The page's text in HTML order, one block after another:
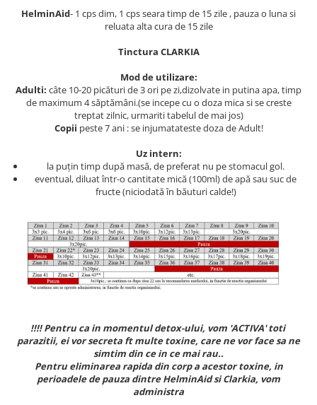
Protecție Solară
Creme SPF față
Creme SPF corp
Uleiuri bronzare
Igienă Personală
Deodorante
Mâini și Unghii
Creme mâini
Cosmetice coreene
Beauty of Joseon
PETITFEE
Mary & May
Glutation
L-Glutamina
Lecitina
Miere de Manuka
Omega
Palmier pitic
Probiotice
Quercetin
Resveratrol
Scortisoara
HelminAid- 1 cps dim, 1 cps seara timp de 15 zile , pauza o luna si
reluata alta cura de 15 zile
Tinctura CLARKIA
Mod de utilizare:
Adulti: câte 10-20 picături de 3 ori pe zi,dizolvate in putina apa, timp
de maximum 4 săptămâni.(se incepe cu o doza mica si se creste
treptat zilnic, urmariti tabelul de mai jos)
Copii peste 7 ani : se injumatateste doza de Adult!
Uz intern:
la puțin timp după masă, de preferat nu pe stomacul gol.
eventual, diluat într-o cantitate mică (100ml) de apă sau suc de
fructe (niciodată în băuturi calde!)
!!!! Pentru ca in momentul detox-ului, vom 'ACTIVA' toti
parazitii, ei vor secreta ft multe toxine, care ne vor face sa ne
simtim din ce in ce mai rau..
Pentru eliminarea rapida din corp a acestor toxine, in
perioadele de pauza dintre HelminAid si Clarkia, vom
administra